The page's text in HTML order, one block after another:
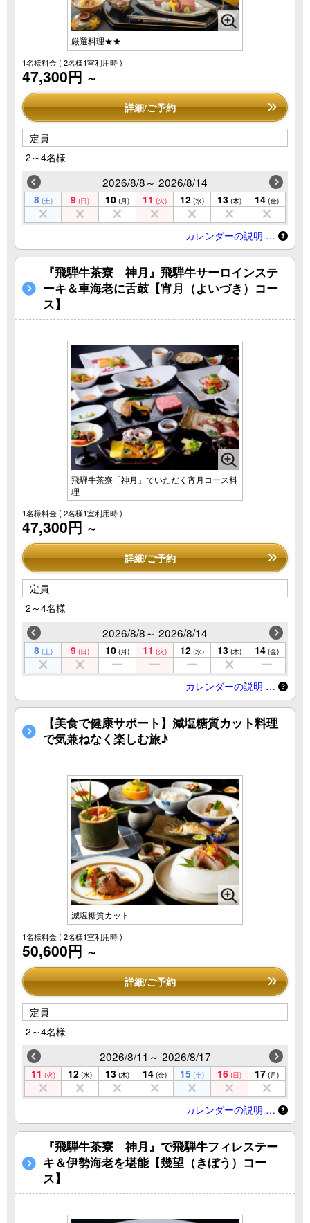
水鳳園の魅力
お料理
飛騨牛茶寮 神月
お部屋
温泉
館内施設
アクセス
お問い合わせ
会員登録
会員規約
下呂温泉の天気予報
BEST RATE 保証
公式HPからのご予約が一番お得です
宿泊のご予約
日帰りプラン
お問い合わせ
厳選料理★★
1名様料金( 2名様1室利用時 )
47,300円 ～
詳細/ご予約
定員
2～4名様
2026/8/8～ 2026/8/14
8 (土) 9 (日) 10 (月) 11 (火) 12 (水) 13 (木) 14 (金)
カレンダーの説明 …
『飛騨牛茶寮 神月』飛騨牛サーロインステ
ーキ＆車海老に舌鼓【宵月（よいづき）コー
ス】
飛騨牛茶寮「神月」でいただく宵月コース料
理
1名様料金( 2名様1室利用時 )
47,300円 ～
詳細/ご予約
定員
2～4名様
2026/8/8～ 2026/8/14
8 (土) 9 (日) 10 (月) 11 (火) 12 (水) 13 (木) 14 (金)
カレンダーの説明 …
【美食で健康サポート】減塩糖質カット料理
で気兼ねなく楽しむ旅♪
減塩糖質カット
1名様料金( 2名様1室利用時 )
50,600円 ～
詳細/ご予約
定員
2～4名様
2026/8/11～ 2026/8/17
11 (火) 12 (水) 13 (木) 14 (金) 15 (土) 16 (日) 17 (月)
カレンダーの説明 …
『飛騨牛茶寮 神月』で飛騨牛フィレステー
キ＆伊勢海老を堪能【幾望（きぼう）コー
ス】